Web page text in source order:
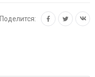
Поделится: